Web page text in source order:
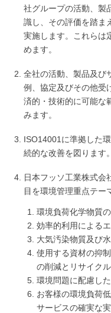
社グループの活動、製
識し、その評価を踏ま
実施します。これらは
めます。
全社の活動、製品及び
例、協定及びその他受
済的・技術的に可能な
みます。
ISO14001に準拠した
続的な改善を図ります。
日本フッソ工業株式会
目を環境管理重点テー
環境負荷化学物質
効率的利用による
大気汚染物質及び
使用する資材の抑
の削減とリサイクル
環境問題に配慮し
お客様の環境負荷
サービスの確実な